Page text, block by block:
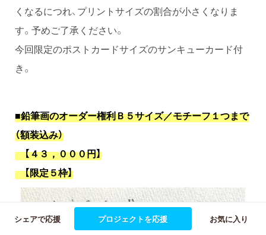
くなるにつれ、プリントサイズの割合が小さくなりま
す。予めご了承ください。
今回限定のポストカードサイズのサンキューカード付
き。
■鉛筆画のオーダー権利Ｂ５サイズ／モチーフ１つまで
（額装込み）
【４３，０００円】
【限定５枠】
シェアで応援 プロジェクトを応援 お気に入り